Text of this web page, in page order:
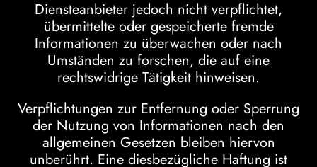
Diensteanbieter jedoch nicht verpflichtet,
übermittelte oder gespeicherte fremde
Informationen zu überwachen oder nach
Umständen zu forschen, die auf eine
rechtswidrige Tätigkeit hinweisen.
Verpflichtungen zur Entfernung oder Sperrung
der Nutzung von Informationen nach den
allgemeinen Gesetzen bleiben hiervon
unberührt. Eine diesbezügliche Haftung ist